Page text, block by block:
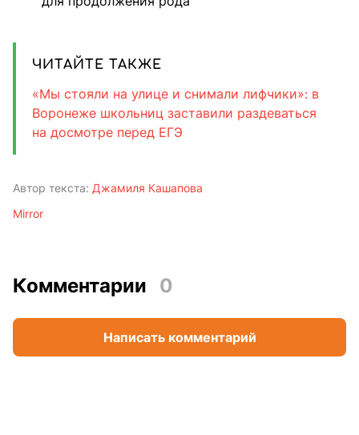
ЧИТАЙТЕ ТАКЖЕ
«Мы стояли на улице и снимали лифчики»: в
Воронеже школьниц заставили раздеваться
на досмотре перед ЕГЭ
Автор текста: Джамиля Кашапова
Mirror
Комментарии 0
Написать комментарий